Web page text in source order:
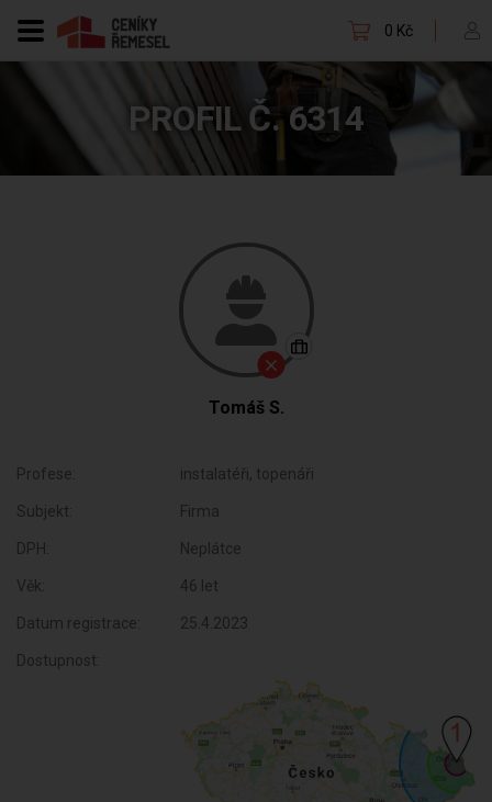
0 Kč
PROFIL Č. 6314
Tomáš S.
Profese: instalatéři, topenáři
Subjekt: Firma
DPH: Neplátce
Věk: 46 let
Datum registrace: 25.4.2023
Dostupnost: